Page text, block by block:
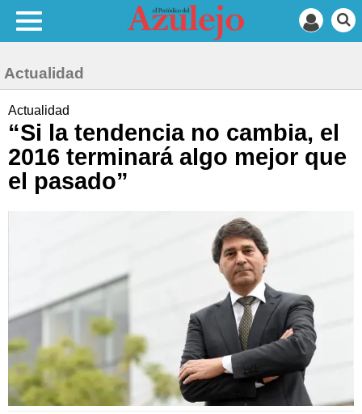
Actualidad
Actualidad
“Si la tendencia no cambia, el
2016 terminará algo mejor que
el pasado”